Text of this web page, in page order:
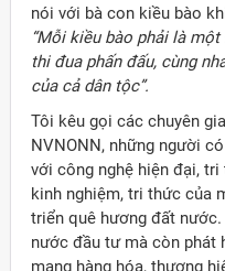
nói với bà con kiều bào
“Mỗi kiều bào phải là
thi đua phấn đấu, cùng
của cả dân tộc”.
Tôi kêu gọi các chuyên
NVNONN, những người
với công nghệ hiện đại,
kinh nghiệm, tri thức của
triển quê hương đất
nước đầu tư mà còn phát
mang hàng hóa, thương